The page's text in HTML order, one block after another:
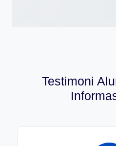
Testimoni